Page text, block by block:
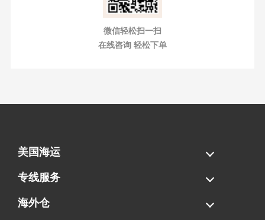
微信轻松扫一扫
在线咨询 轻松下单
美国海运
海运拼柜
海运整柜
美国海卡
加拿大海运
专线服务
FBA专线直送
超大件专线
AWD专线
电池专线
海外仓